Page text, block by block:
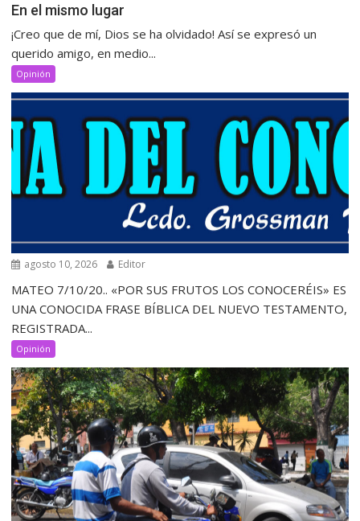
‎En el mismo lugar
‎¡Creo que de mí, Dios se ha olvidado! Así se expresó un
querido amigo, en medio...
Opinión
agosto 10, 2026 Editor
MATEO 7/10/20.. «POR SUS FRUTOS LOS CONOCERÉIS» ES
UNA CONOCIDA FRASE BÍBLICA DEL NUEVO TESTAMENTO,
REGISTRADA...
Opinión